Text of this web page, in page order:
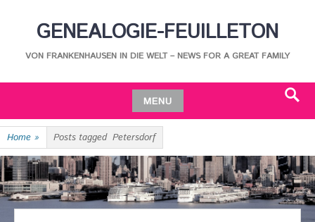
GENEALOGIE-FEUILLETON
VON FRANKENHAUSEN IN DIE WELT – NEWS FOR A GREAT FAMILY
MENU
Skip
to
content
Home » Posts tagged Petersdorf